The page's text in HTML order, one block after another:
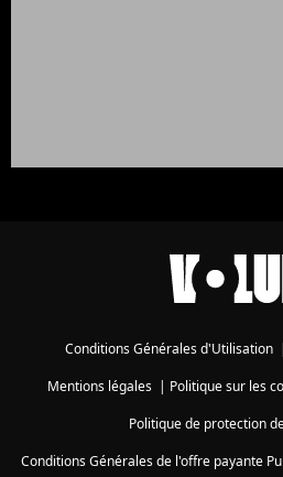
Conditions Générales d'Utilisation
Mentions légales| Politique sur les
Politique de protection
Conditions Générales de l'offre payante